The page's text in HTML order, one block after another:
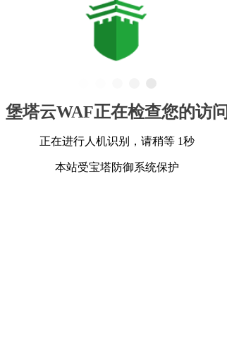
堡塔云WAF正在检查您的访问
正在进行人机识别，请稍等 1秒
本站受宝塔防御系统保护